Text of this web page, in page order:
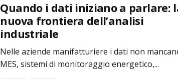
Quando i dati iniziano a parlare:
nuova frontiera dell’analisi
industriale
Nelle aziende manifatturiere i dati non
MES, sistemi di monitoraggio energetico,...